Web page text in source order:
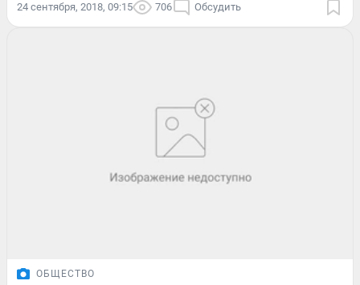
24 сентября, 2018, 09:15 706 Обсудить
ОБЩЕСТВО